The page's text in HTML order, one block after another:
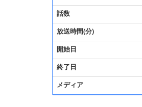
話数
放送時間(分)
開始日
終了日
メディア